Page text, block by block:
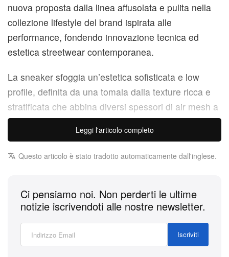
nuova proposta dalla linea affusolata e pulita nella
collezione lifestyle del brand ispirata alle
performance, fondendo innovazione tecnica ed
estetica streetwear contemporanea.
La sneaker sfoggia un’estetica sofisticata e low
profile, definita da una tomaia dalla texture ricca e
stratificata che abbina diversi spessori di air mesh a
essenziali rivestimenti sintetici lisci. Impunture
decorative attraversano i pannelli laterali,
aggiungendo un tocco raffinato e artigianale alla
Sul piano funzionale, il modello Hypersync adotta
una struttura della suola derivata dalla scarpa da
wrestling Snapdown, abbinata a una soletta
aggiornata per offrire un comfort superiore nell’uso
quotidiano. La finitura monocromatica grigio e nero
Leggi l'articolo completo
Questo articolo è stato tradotto automaticamente dall'inglese.
Ci pensiamo noi. Non perderti le ultime
notizie iscrivendoti alle nostre newsletter.
Iscriviti